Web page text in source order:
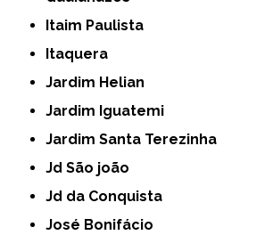
Itaim Paulista
Itaquera
Jardim Helian
Jardim Iguatemi
Jardim Santa Terezinha
Jd São joão
Jd da Conquista
José Bonifácio